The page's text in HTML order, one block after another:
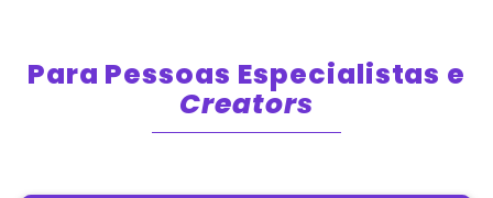
Para Pessoas Especialistas e
Creators